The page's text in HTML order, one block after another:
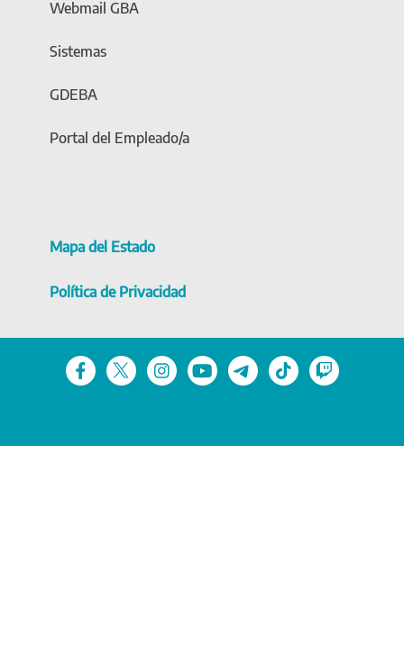
Webmail GBA
Sistemas
GDEBA
Portal del Empleado/a
Mapa del Estado
Política de Privacidad